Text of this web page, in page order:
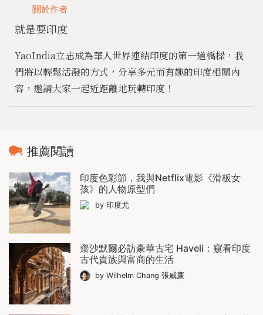
關於作者
就是要印度
YaoIndia立志成為華人世界連結印度的第一道橋樑，我
們將以輕鬆活潑的方式，分享多元而有趣的印度相關內
容，邀請大家一起近距離地玩轉印度！
推薦閱讀
印度色彩節，我與Netflix電影《滑板女
孩》的人物原型們
by 印度尤
齋沙默爾必訪豪華古宅 Haveli：窺看印度
古代貴族與富商的生活
by Wilhelm Chang 張威廉